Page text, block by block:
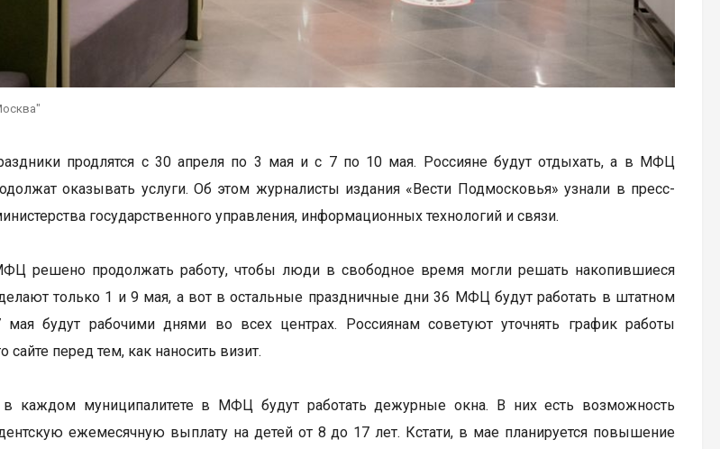
продлятся с 30 апреля по 3 мая и с 7 по 10 мая. Россияне будут отдыхать, а в МФЦ
оказывать услуги. Об этом журналисты издания «Вести Подмосковья» узнали в пресс-
государственного управления, информационных технологий и связи.
решено продолжать работу, чтобы люди в свободное время могли решать накопившиеся
только 1 и 9 мая, а вот в остальные праздничные дни 36 МФЦ будут работать в штатном
будут рабочими днями во всех центрах. Россиянам советуют уточнять график работы
сайте перед тем, как наносить визит.
каждом муниципалитете в МФЦ будут работать дежурные окна. В них есть возможность
ежемесячную выплату на детей от 8 до 17 лет. Кстати, в мае планируется повышение